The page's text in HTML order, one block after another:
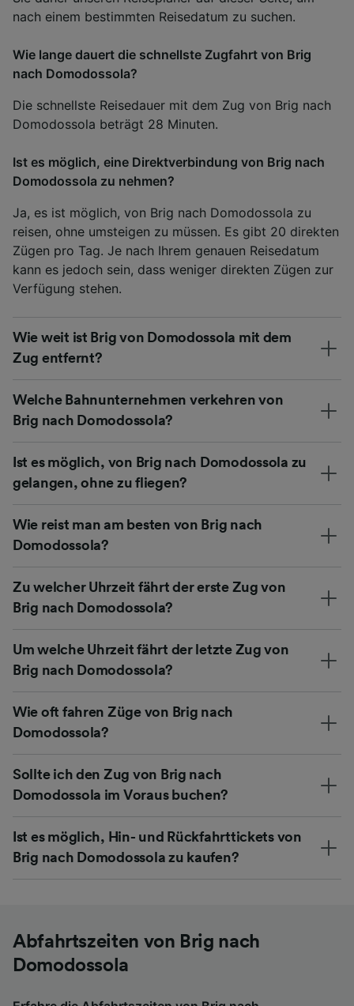
nach einem bestimmten Reisedatum zu suchen.
Wie lange dauert die schnellste Zugfahrt von Brig
nach Domodossola?
Die schnellste Reisedauer mit dem Zug von Brig nach
Domodossola beträgt 28 Minuten.
Ist es möglich, eine Direktverbindung von Brig nach
Domodossola zu nehmen?
Ja, es ist möglich, von Brig nach Domodossola zu
reisen, ohne umsteigen zu müssen. Es gibt 20 direkten
Zügen pro Tag. Je nach Ihrem genauen Reisedatum
kann es jedoch sein, dass weniger direkten Zügen zur
Verfügung stehen.
Wie weit ist Brig von Domodossola mit dem
Zug entfernt?
Welche Bahnunternehmen verkehren von
Brig nach Domodossola?
Ist es möglich, von Brig nach Domodossola zu
gelangen, ohne zu fliegen?
Wie reist man am besten von Brig nach
Domodossola?
Zu welcher Uhrzeit fährt der erste Zug von
Brig nach Domodossola?
Um welche Uhrzeit fährt der letzte Zug von
Brig nach Domodossola?
Wie oft fahren Züge von Brig nach
Domodossola?
Sollte ich den Zug von Brig nach
Domodossola im Voraus buchen?
Ist es möglich, Hin- und Rückfahrttickets von
Brig nach Domodossola zu kaufen?
Abfahrtszeiten von Brig nach
Domodossola